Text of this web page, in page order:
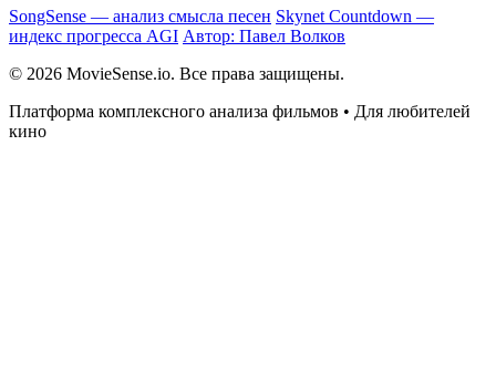
SongSense — анализ смысла песен Skynet Countdown —
индекс прогресса AGI Автор: Павел Волков
© 2026 MovieSense.io. Все права защищены.
Платформа комплексного анализа фильмов • Для любителей
кино